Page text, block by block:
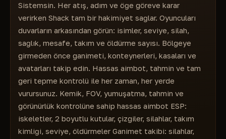
Oyuncu silah ekranı
Takım kimliği ekranı
Öldür
AI'yı gizle
AI adı
Yapay zeka seviyesi
patron
Oyuncu türü
Takımını göster
Görünürlük kontrolü
ÜRÜNLER
Twitch'e veya başka herhangi bir hizmete akış
gerçekleştirebilirsiniz).
Sistemsin. Her atış, adım ve öğe göreve karar
verirken Shack tam bir hakimiyet sağlar. Oyuncuları
duvarların arkasından görün: isimler, seviye, silah,
sağlık, mesafe, takım ve öldürme sayısı. Bölgeye
girmeden önce ganimeti, konteynerleri, kasaları ve
avatarları takip edin. Hassas aimbot, tahmin ve tam
geri tepme kontrolü ile her zaman, her yerde
vurursunuz. Kemik, FOV, yumuşatma, tahmin ve
görünürlük kontrolüne sahip hassas aimbot ESP:
iskeletler, 2 boyutlu kutular, çizgiler, silahlar, takım
kimliği, seviye, öldürmeler Ganimet takibi: silahlar,